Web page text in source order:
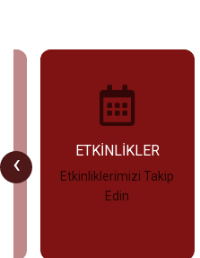
‹ ETKİNLİKLER
Etkinliklerimizi Takip
Edin